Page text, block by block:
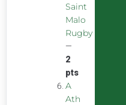
Saint
Malo
Rugby
—
2
pts
A
Ath